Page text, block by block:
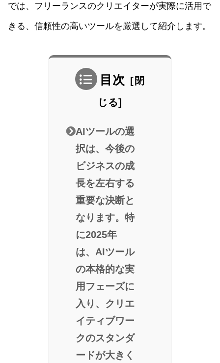
では、フリーランスのクリエイターが実際に活用で
きる、信頼性の高いツールを厳選して紹介します。
目次
AIツールの選
択は、今後の
ビジネスの成
長を左右する
重要な決断と
なります。特
に2025年
は、AIツール
の本格的な実
用フェーズに
入り、クリエ
イティブワー
クのスタンダ
ードが大きく